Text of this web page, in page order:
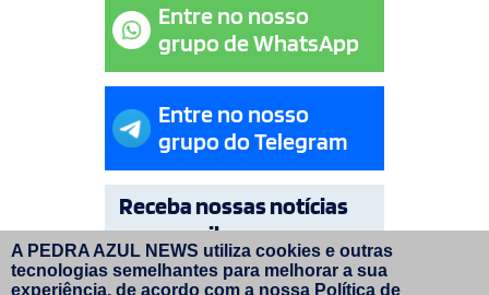
Entre no nosso
grupo de WhatsApp
Entre no nosso
grupo do Telegram
Receba nossas notícias
por e-mail
OK
A PEDRA AZUL NEWS utiliza cookies e outras
tecnologias semelhantes para melhorar a sua
experiência, de acordo com a nossa Política de